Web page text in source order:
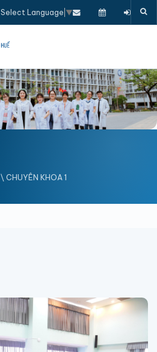
Select Language ▼
\ CHUYÊN KHOA 1